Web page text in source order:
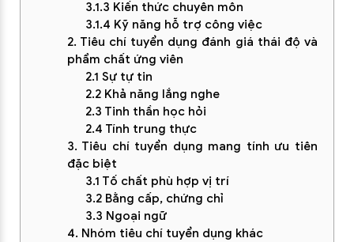
3.1.3 Kiến thức chuyên môn
3.1.4 Kỹ năng hỗ trợ công việc
2. Tiêu chí tuyển dụng đánh giá thái độ và
phẩm chất ứng viên
2.1 Sự tự tin
2.2 Khả năng lắng nghe
2.3 Tinh thần học hỏi
2.4 Tính trung thực
3. Tiêu chí tuyển dụng mang tính ưu tiên
đặc biệt
3.1 Tố chất phù hợp vị trí
3.2 Bằng cấp, chứng chỉ
3.3 Ngoại ngữ
4. Nhóm tiêu chí tuyển dụng khác